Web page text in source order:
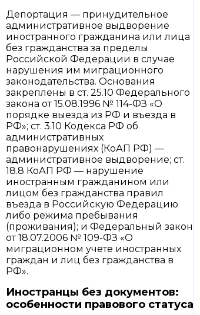
Депортация — принудительное
административное выдворение
иностранного гражданина или лица
без гражданства за пределы
Российской Федерации в случае
нарушения им миграционного
законодательства. Основания
закреплены в ст. 25.10 Федерального
закона от 15.08.1996 № 114-ФЗ «О
порядке выезда из РФ и въезда в
РФ»; ст. 3.10 Кодекса РФ об
административных
правонарушениях (КоАП РФ) —
административное выдворение; ст.
18.8 КоАП РФ — нарушение
иностранным гражданином или
лицом без гражданства правил
въезда в Российскую Федерацию
либо режима пребывания
(проживания); и Федеральный закон
от 18.07.2006 № 109-ФЗ «О
миграционном учете иностранных
граждан и лиц без гражданства в
РФ».
Иностранцы без документов:
особенности правового статуса